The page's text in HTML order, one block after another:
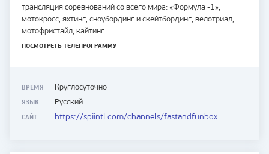
трансляция соревнований со всего мира: «Формула -1»,
мотокросс, яхтинг, сноубординг и скейтбординг, велотриал,
мотофристайл, кайтинг.
ПОСМОТРЕТЬ ТЕЛЕПРОГРАММУ
ВРЕМЯ Круглосуточно
ЯЗЫК Русский
САЙТ https://spiintl.com/channels/fastandfunbox